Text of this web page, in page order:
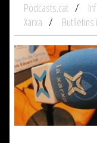
Podcasts.cat
Xarxa
Butlletins